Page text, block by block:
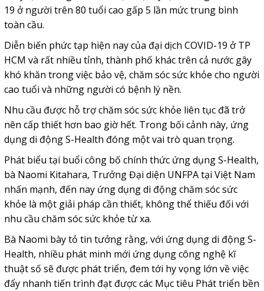
19 ở người trên 80 tuổi cao gấp 5 lần mức trung bình
toàn cầu.
Diễn biến phức tạp hiện nay của đại dịch COVID-19 ở TP
HCM và rất nhiều tỉnh, thành phố khác trên cả nước gây
khó khăn trong việc bảo vệ, chăm sóc sức khỏe cho người
cao tuổi và những người có bệnh lý nền.
Nhu cầu được hỗ trợ chăm sóc sức khỏe liên tục đã trở
nên cấp thiết hơn bao giờ hết. Trong bối cảnh này, ứng
dụng di động S-Health đóng một vai trò quan trọng.
Phát biểu tại buổi công bố chính thức ứng dụng S-Health,
bà Naomi Kitahara, Trưởng Đại diện UNFPA tại Việt Nam
nhấn mạnh, đến nay ứng dụng di động chăm sóc sức
khỏe là một giải pháp cần thiết, không thể thiếu đối với
nhu cầu chăm sóc sức khỏe từ xa.
Bà Naomi bày tỏ tin tưởng rằng, với ứng dụng di động S-
Health, nhiều phát minh mới ứng dụng công nghệ kĩ
thuật số sẽ được phát triển, đem tới hy vọng lớn về việc
đẩy nhanh tiến trình đạt được các Mục tiêu Phát triển bền